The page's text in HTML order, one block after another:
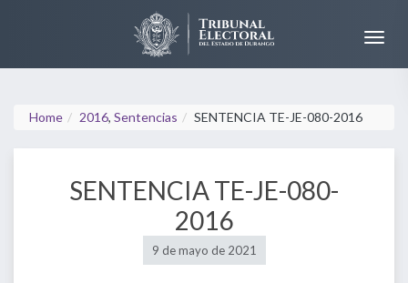
Home 2016, Sentencias SENTENCIA TE-JE-080-2016
SENTENCIA TE-JE-080-
2016
9 de mayo de 2021